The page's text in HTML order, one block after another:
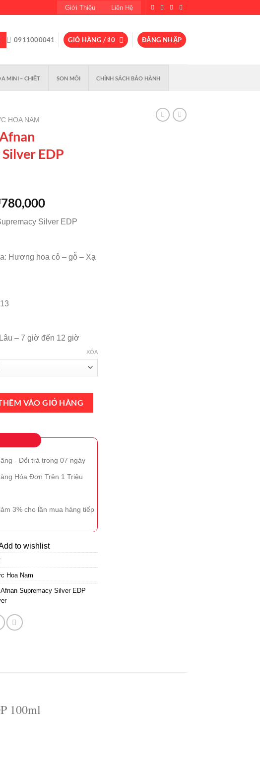
Giới Thiệu Liên Hệ
0911000041 GIỎ HÀNG /₫0 ĐĂNG NHẬP
MINI – CHIẾT SON MÔI CHÍNH SÁCH BẢO HÀNH
HOA NAM
EDP
780,000Giá
tại
₫780,000.
Silver EDP
Hương hoa cỏ – gỗ – Xạ
– 7 giờ đến 12 giờ
XÓA
Silver EDP 100ml số lượng
VÀO GIỎ HÀNG
- Đổi trả trong 07 ngày
Hóa Đơn Trên 1 Triệu
3% cho lần mua hàng tiếp
to wishlist
Hoa Nam
Supremacy Silver EDP
100ml